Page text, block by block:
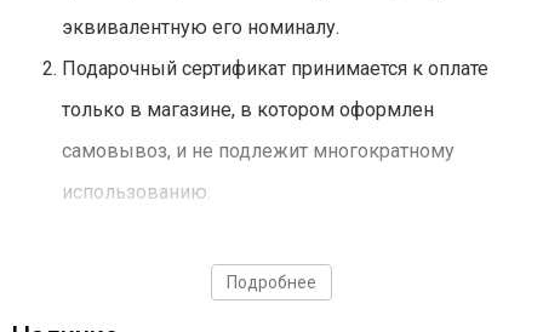
эквивалентную его номиналу.
Подарочный сертификат принимается к оплате
только в магазине, в котором оформлен
самовывоз, и не подлежит многократному
использованию.
общей стоимостью ниже его номинала разница в
Подробнее